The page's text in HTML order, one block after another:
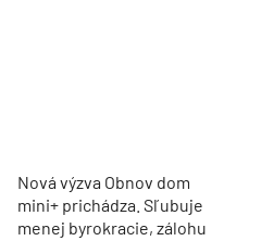
Nová výzva Obnov dom
mini+ prichádza. Sľubuje
menej byrokracie, zálohu